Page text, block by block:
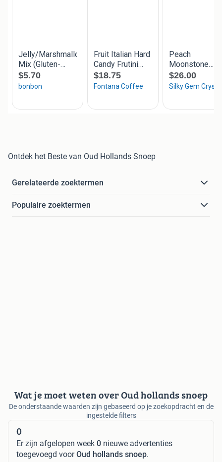
Ontdek het Beste van Oud Hollands Snoep
Gerelateerde zoektermen
Populaire zoektermen
Wat je moet weten over Oud hollands snoep
De onderstaande waarden zijn gebaseerd op je zoekopdracht en de
ingestelde filters
0
Er zijn afgelopen week 0 nieuwe advertenties
toegevoegd voorOud hollands snoep.